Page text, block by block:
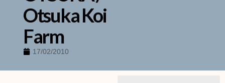
Otsuka Koi
Farm
17/02/2010